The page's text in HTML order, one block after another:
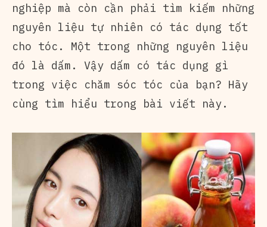
nghiệp mà còn cần phải tìm kiếm những
nguyên liệu tự nhiên có tác dụng tốt
cho tóc. Một trong những nguyên liệu
đó là dấm. Vậy dấm có tác dụng gì
trong việc chăm sóc tóc của bạn? Hãy
cùng tìm hiểu trong bài viết này.